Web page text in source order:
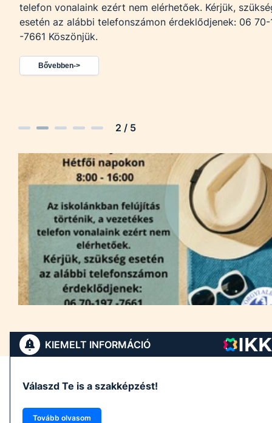
telefon vonalaink ezért nem elérhetőek. Kérjük,
esetén az alábbi telefonszámon érdeklődjenek: 06 70-197
-7661 Köszönjük.
Bővebben->
2 / 5
KIEMELT INFORMÁCIÓ
Válaszd Te is a szakképzést!
Tovább olvasom